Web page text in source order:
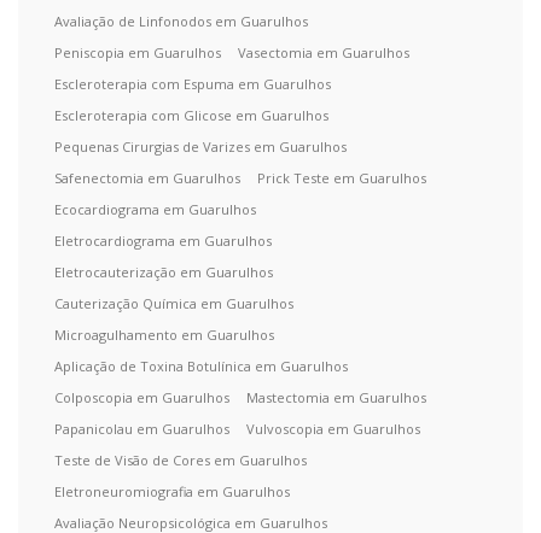
Avaliação de Linfonodos em Guarulhos
Peniscopia em Guarulhos
Vasectomia em Guarulhos
Escleroterapia com Espuma em Guarulhos
Escleroterapia com Glicose em Guarulhos
Pequenas Cirurgias de Varizes em Guarulhos
Safenectomia em Guarulhos
Prick Teste em Guarulhos
Ecocardiograma em Guarulhos
Eletrocardiograma em Guarulhos
Eletrocauterização em Guarulhos
Cauterização Química em Guarulhos
Microagulhamento em Guarulhos
Aplicação de Toxina Botulínica em Guarulhos
Colposcopia em Guarulhos
Mastectomia em Guarulhos
Papanicolau em Guarulhos
Vulvoscopia em Guarulhos
Teste de Visão de Cores em Guarulhos
Eletroneuromiografia em Guarulhos
Avaliação Neuropsicológica em Guarulhos